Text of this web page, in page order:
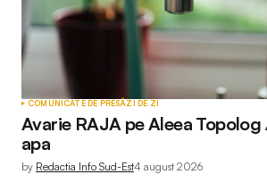
COMUNICATE DE PRESĂZI DE ZI
Avarie RAJA pe Aleea Topolog
apa
by Redactia Info Sud-Est4 august 2026